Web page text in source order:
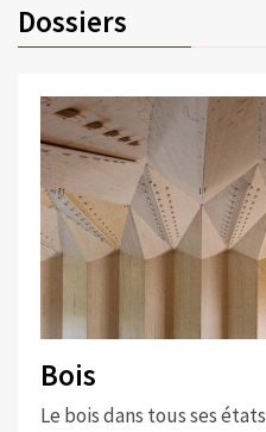
Dossiers
Bois
Le bois dans tous ses états